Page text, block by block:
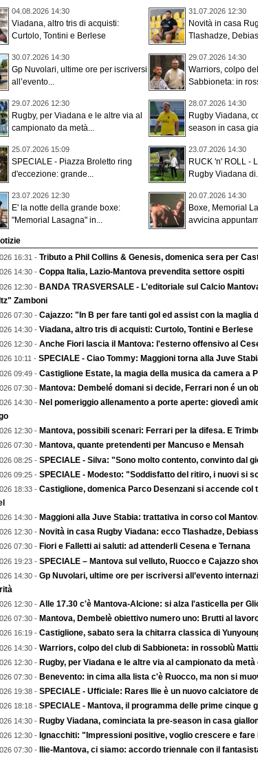
04.08.2026 14:30
Viadana, altro tris di acquisti:
Curtolo, Tontini e Berlese
31.07.2026 12:30
Novità in casa
Tlashadze,
30.07.2026 14:30
Gp Nuvolari, ultime ore per iscriversi
all’evento...
29.07.2026 14:30
Warriors, colpo
Sabbioneta: in
29.07.2026 12:30
Rugby, per Viadana e le altre via al
campionato da metà...
28.07.2026 14:30
Rugby Viadana,
season in casa
25.07.2026 15:09
SPECIALE - Piazza Broletto ring
d'eccezione: grande...
23.07.2026 14:30
RUCK 'n' ROLL -
Rugby Viadana
23.07.2026 12:30
E' la notte della grande boxe:
"Memorial Lasagna" in...
20.07.2026 14:30
Boxe, Memorial
avvicina
16:31 - Tributo a Phil Collins & Genesis, domenica sera per
14:30 - Coppa Italia, Lazio-Mantova prevendita settore ospiti
12:30 - BANDA TRASVERSALE - L'editoriale sul Calcio
Zamboni
07:30 - Cajazzo: "In B per fare tanti gol ed assist con la maglia
14:30 - Viadana, altro tris di acquisti: Curtolo, Tontini e Berlese
12:30 - Anche Fiori lascia il Mantova: l'esterno offensivo al
10:11 - SPECIALE - Ciao Tommy: Maggioni torna alla Juve
09:49 - Castiglione Estate, la magia della musica da camera a
07:30 - Mantova: Dembelé domani si decide, Ferrari non é un
14:30 - Nel pomeriggio allenamento a porte aperte: giovedì
12:30 - Mantova, possibili scenari: Ferrari per la difesa. E
07:30 - Mantova, quante pretendenti per Mancuso e Mensah
08:25 - SPECIALE - Silva: "Sono molto contento, convinto dal
09:25 - SPECIALE - Modesto: "Soddisfatto del ritiro, i nuovi si
18:33 - Castiglione, domenica Parco Desenzani si accende col
14:30 - Maggioni alla Juve Stabia: trattativa in corso col
12:30 - Novità in casa Rugby Viadana: ecco Tlashadze,
07:30 - Fiori e Falletti ai saluti: ad attenderli Cesena e Ternana
19:23 - SPECIALE – Mantova sul velluto, Ruocco e Cajazzo
14:30 - Gp Nuvolari, ultime ore per iscriversi all’evento
12:30 - Alle 17.30 c'è Mantova-Alcione: si alza l'asticella per
07:30 - Mantova, Dembelè obiettivo numero uno: Brutti al
16:19 - Castiglione, sabato sera la chitarra classica di
14:30 - Warriors, colpo del club di Sabbioneta: in rossoblù
12:30 - Rugby, per Viadana e le altre via al campionato da metà
07:30 - Benevento: in cima alla lista c'è Ruocco, ma non si
19:38 - SPECIALE - Ufficiale: Rares Ilie è un nuovo calciatore
18:18 - SPECIALE - Mantova, il programma delle prime cinque
14:30 - Rugby Viadana, cominciata la pre-season in casa
12:30 - Ignacchiti: "Impressioni positive, voglio crescere e fare
07:30 -
Ilie-Mantova, ci siamo: accordo triennale con il